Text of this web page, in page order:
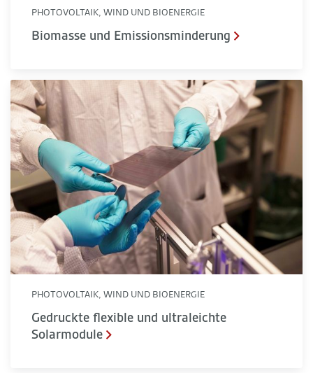
PHOTOVOLTAIK, WIND UND BIOENERGIE
Biomasse und Emissionsminderung
Gedruckte flexible und ultraleichte Solarmodule
PHOTOVOLTAIK, WIND UND BIOENERGIE
Gedruckte flexible und ultraleichte
Solarmodule